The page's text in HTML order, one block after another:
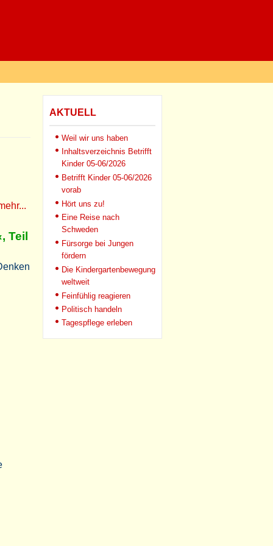
Teil
AKTUELL
Weil wir uns haben
Inhaltsverzeichnis Betrifft
Kinder 05-06/2026
Betrifft Kinder 05-06/2026
vorab
Hört uns zu!
Eine Reise nach
Schweden
Fürsorge bei Jungen
fördern
Die Kindergartenbewegung
weltweit
Feinfühlig reagieren
Politisch handeln
Tagespflege erleben